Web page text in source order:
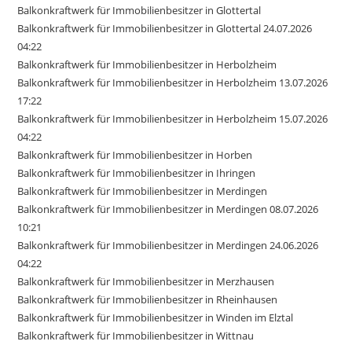
Balkonkraftwerk für Immobilienbesitzer in Glottertal
Balkonkraftwerk für Immobilienbesitzer in Glottertal 24.07.2026
04:22
Balkonkraftwerk für Immobilienbesitzer in Herbolzheim
Balkonkraftwerk für Immobilienbesitzer in Herbolzheim 13.07.2026
17:22
Balkonkraftwerk für Immobilienbesitzer in Herbolzheim 15.07.2026
04:22
Balkonkraftwerk für Immobilienbesitzer in Horben
Balkonkraftwerk für Immobilienbesitzer in Ihringen
Balkonkraftwerk für Immobilienbesitzer in Merdingen
Balkonkraftwerk für Immobilienbesitzer in Merdingen 08.07.2026
10:21
Balkonkraftwerk für Immobilienbesitzer in Merdingen 24.06.2026
04:22
Balkonkraftwerk für Immobilienbesitzer in Merzhausen
Balkonkraftwerk für Immobilienbesitzer in Rheinhausen
Balkonkraftwerk für Immobilienbesitzer in Winden im Elztal
Balkonkraftwerk für Immobilienbesitzer in Wittnau